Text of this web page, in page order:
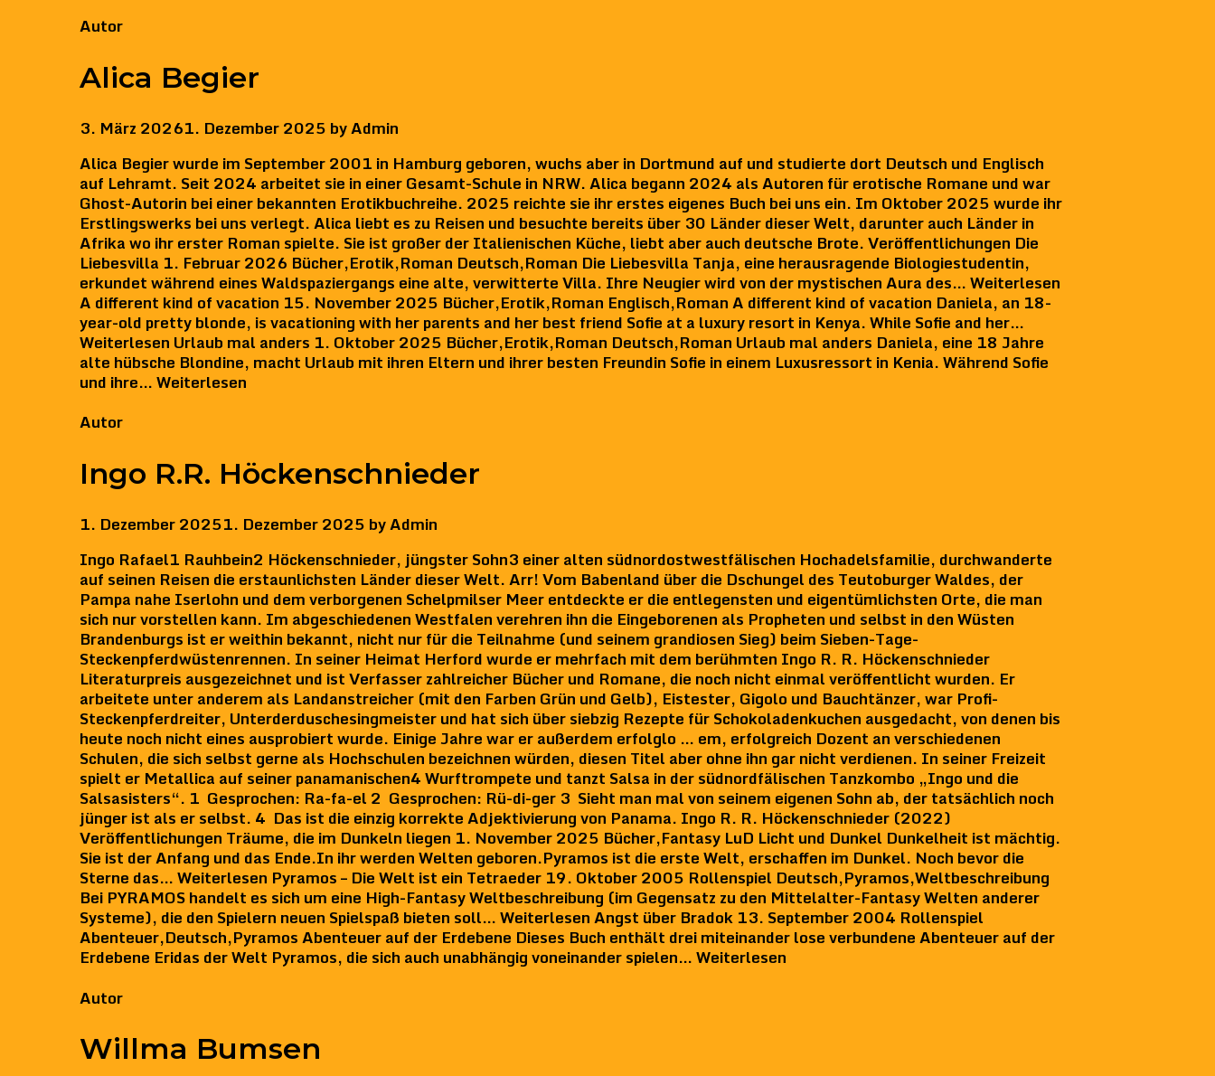
Categories
Autor
Alica Begier
3. März 20261. Dezember 2025 byAdmin
Alica Begier wurde im September 2001 in Hamburg geboren, wuchs aber in Dortmund auf und studierte dort Deutsch und Englisch
auf Lehramt. Seit 2024 arbeitet sie in einer Gesamt-Schule in NRW. Alica begann 2024 als Autoren für erotische Romane und war
Ghost-Autorin bei einer bekannten Erotikbuchreihe. 2025 reichte sie ihr erstes eigenes Buch bei uns ein. Im Oktober 2025 wurde ihr
Erstlingswerks bei uns verlegt. Alica liebt es zu Reisen und besuchte bereits über 30 Länder dieser Welt, darunter auch Länder in
Afrika wo ihr erster Roman spielte. Sie ist großer der Italienischen Küche, liebt aber auch deutsche Brote. Veröffentlichungen Die
Liebesvilla 1. Februar 2026 Bücher,Erotik,Roman Deutsch,Roman Die Liebesvilla Tanja, eine herausragende Biologiestudentin,
erkundet während eines Waldspaziergangs eine alte, verwitterte Villa. Ihre Neugier wird von der mystischen Aura des… Weiterlesen
A different kind of vacation 15. November 2025 Bücher,Erotik,Roman Englisch,Roman A different kind of vacation Daniela, an 18-
year-old pretty blonde, is vacationing with her parents and her best friend Sofie at a luxury resort in Kenya. While Sofie and her…
Weiterlesen Urlaub mal anders 1. Oktober 2025 Bücher,Erotik,Roman Deutsch,Roman Urlaub mal anders Daniela, eine 18 Jahre
alte hübsche Blondine, macht Urlaub mit ihren Eltern und ihrer besten Freundin Sofie in einem Luxusressort in Kenia. Während Sofie
und ihre… Weiterlesen
Categories
Autor
Ingo R.R. Höckenschnieder
1. Dezember 20251. Dezember 2025 byAdmin
Ingo Rafael1 Rauhbein2 Höckenschnieder, jüngster Sohn3 einer alten südnordostwestfälischen Hochadelsfamilie, durchwanderte
auf seinen Reisen die erstaunlichsten Länder dieser Welt. Arr! Vom Babenland über die Dschungel des Teutoburger Waldes, der
Pampa nahe Iserlohn und dem verborgenen Schelpmilser Meer entdeckte er die entlegensten und eigentümlichsten Orte, die man
sich nur vorstellen kann. Im abgeschiedenen Westfalen verehren ihn die Eingeborenen als Propheten und selbst in den Wüsten
Brandenburgs ist er weithin bekannt, nicht nur für die Teilnahme (und seinem grandiosen Sieg) beim Sieben-Tage-
Steckenpferdwüstenrennen. In seiner Heimat Herford wurde er mehrfach mit dem berühmten Ingo R. R. Höckenschnieder
Literaturpreis ausgezeichnet und ist Verfasser zahlreicher Bücher und Romane, die noch nicht einmal veröffentlicht wurden. Er
arbeitete unter anderem als Landanstreicher (mit den Farben Grün und Gelb), Eistester, Gigolo und Bauchtänzer, war Profi-
Steckenpferdreiter, Unterderduschesingmeister und hat sich über siebzig Rezepte für Schokoladenkuchen ausgedacht, von denen bis
heute noch nicht eines ausprobiert wurde. Einige Jahre war er außerdem erfolglo … em, erfolgreich Dozent an verschiedenen
Schulen, die sich selbst gerne als Hochschulen bezeichnen würden, diesen Titel aber ohne ihn gar nicht verdienen. In seiner Freizeit
spielt er Metallica auf seiner panamanischen4 Wurftrompete und tanzt Salsa in der südnordfälischen Tanzkombo „Ingo und die
Salsasisters“. 1 Gesprochen: Ra-fa-el 2 Gesprochen: Rü-di-ger 3 Sieht man mal von seinem eigenen Sohn ab, der tatsächlich noch
jünger ist als er selbst. 4 Das ist die einzig korrekte Adjektivierung von Panama. Ingo R. R. Höckenschnieder (2022)
Veröffentlichungen Träume, die im Dunkeln liegen 1. November 2025 Bücher,Fantasy LuD Licht und Dunkel Dunkelheit ist mächtig.
Sie ist der Anfang und das Ende.In ihr werden Welten geboren.Pyramos ist die erste Welt, erschaffen im Dunkel. Noch bevor die
Sterne das… Weiterlesen Pyramos – Die Welt ist ein Tetraeder 19. Oktober 2005 Rollenspiel Deutsch,Pyramos,Weltbeschreibung
Bei PYRAMOS handelt es sich um eine High-Fantasy Weltbeschreibung (im Gegensatz zu den Mittelalter-Fantasy Welten anderer
Systeme), die den Spielern neuen Spielspaß bieten soll… Weiterlesen Angst über Bradok 13. September 2004 Rollenspiel
Abenteuer,Deutsch,Pyramos Abenteuer auf der Erdebene Dieses Buch enthält drei miteinander lose verbundene Abenteuer auf der
Erdebene Eridas der Welt Pyramos, die sich auch unabhängig voneinander spielen… Weiterlesen
Categories
Autor
Willma Bumsen